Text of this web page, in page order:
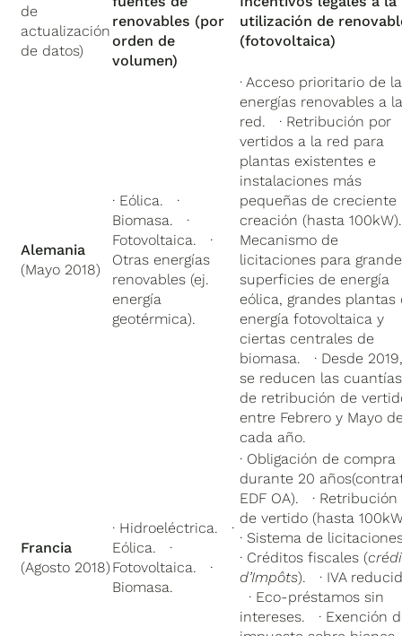
de
actualización
de datos)
renovables (por
orden de
volumen)
utilización de
(fotovoltaica)
Alemania
(Mayo 2018)
· Eólica. ·
Biomasa. ·
Fotovoltaica. ·
Otras energías
renovables (ej.
energía
geotérmica).
· Acceso prioritario de
energías renovables a
red. · Retribución por
vertidos a la red para
plantas existentes e
instalaciones más
pequeñas de creciente
creación (hasta
Mecanismo de
licitaciones para
superficies de energía
eólica, grandes plantas
energía fotovoltaica y
ciertas centrales de
biomasa. · Desde
se reducen las cuantías
de retribución de
entre Febrero y Mayo
cada año.
Francia
(Agosto 2018)
· Hidroeléctrica. ·
Eólica. ·
Fotovoltaica. ·
Biomasa.
· Obligación de compra
durante 20
EDF OA). · Retribución
de vertido (hasta
· Sistema de
· Créditos fiscales (
d’Impôts). · IVA
· Eco-préstamos sin
intereses. · Exención